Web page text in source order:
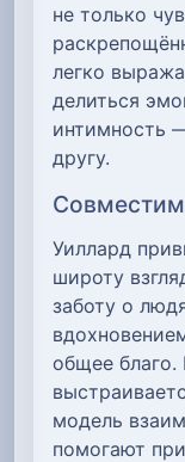
не только
легко
делиться
интимность
другу.
Уиллард
широту
заботу о
общее благо.
модель
помогают